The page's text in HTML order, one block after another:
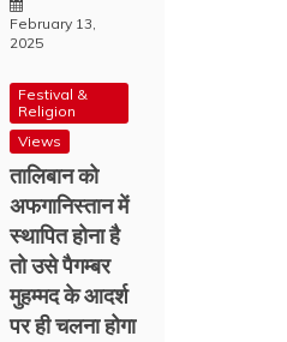
February 13,
2025
Festival &
Religion
Views
तालिबान को
अफगानिस्तान में
स्थापित होना है
तो उसे पैगम्बर
मुहम्मद के आदर्श
पर ही चलना होगा